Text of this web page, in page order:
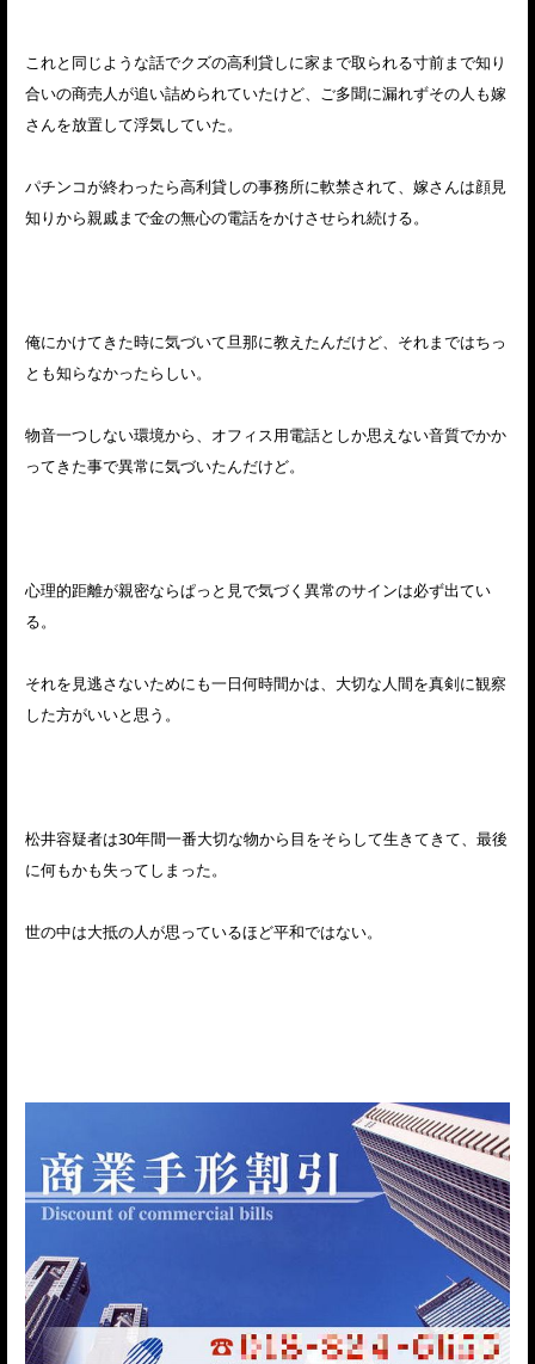
これと同じような話でクズの高利貸しに家まで取られる寸前まで知り
合いの商売人が追い詰められていたけど、ご多聞に漏れずその人も嫁
さんを放置して浮気していた。
パチンコが終わったら高利貸しの事務所に軟禁されて、嫁さんは顔見
知りから親戚まで金の無心の電話をかけさせられ続ける。
俺にかけてきた時に気づいて旦那に教えたんだけど、それまではちっ
とも知らなかったらしい。
物音一つしない環境から、オフィス用電話としか思えない音質でかか
ってきた事で異常に気づいたんだけど。
心理的距離が親密ならぱっと見で気づく異常のサインは必ず出てい
る。
それを見逃さないためにも一日何時間かは、大切な人間を真剣に観察
した方がいいと思う。
松井容疑者は30年間一番大切な物から目をそらして生きてきて、最後
に何もかも失ってしまった。
世の中は大抵の人が思っているほど平和ではない。